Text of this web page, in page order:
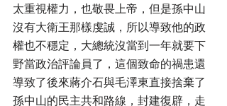
太重視權力，也敬畏上帝，但是孫中山
沒有大衛王那樣虔誠，所以導致他的政
權也不穩定，大總統沒當到一年就要下
野當政治評論員了，這個致命的禍患還
導致了後來蔣介石與毛澤東直接捨棄了
孫中山的民主共和路線，封建復辟，走